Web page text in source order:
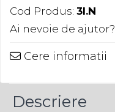
Cod Produs: 3I.N
Ai nevoie de ajutor?
Cere informatii
Descriere